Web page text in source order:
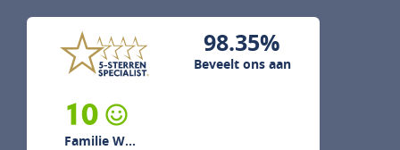
98.35%
Beveelt ons aan
10
Familie W...